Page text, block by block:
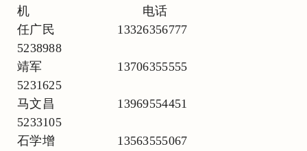
机 电话
任广民 13326356777
5238988
靖军 13706355555
5231625
马文昌 13969554451
5233105
石学增 13563555067